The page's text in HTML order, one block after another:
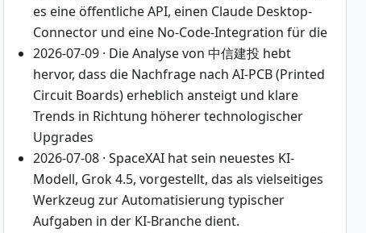
es eine öffentliche API, einen Claude Desktop-
Connector und eine No-Code-Integration für die
2026-07-09 · Die Analyse von 中信建投 hebt
hervor, dass die Nachfrage nach AI-PCB (Printed
Circuit Boards) erheblich ansteigt und klare
Trends in Richtung höherer technologischer
Upgrades
2026-07-08 · SpaceXAI hat sein neuestes KI-
Modell, Grok 4.5, vorgestellt, das als vielseitiges
Werkzeug zur Automatisierung typischer
Aufgaben in der KI-Branche dient.